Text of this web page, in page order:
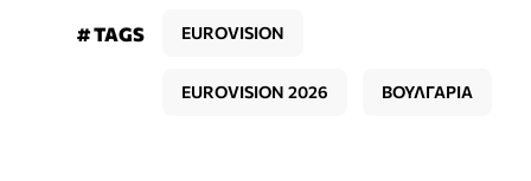
# TAGS EUROVISION
EUROVISION 2026 ΒΟΥΛΓΑΡΙΑ